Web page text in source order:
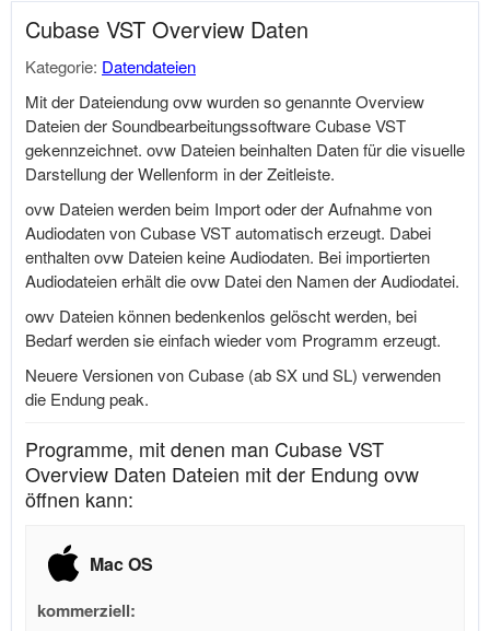
Cubase VST Overview Daten
Kategorie: Datendateien
Mit der Dateiendung ovw wurden so genannte Overview
Dateien der Soundbearbeitungssoftware Cubase VST
gekennzeichnet. ovw Dateien beinhalten Daten für die visuelle
Darstellung der Wellenform in der Zeitleiste.
ovw Dateien werden beim Import oder der Aufnahme von
Audiodaten von Cubase VST automatisch erzeugt. Dabei
enthalten ovw Dateien keine Audiodaten. Bei importierten
Audiodateien erhält die ovw Datei den Namen der Audiodatei.
owv Dateien können bedenkenlos gelöscht werden, bei
Bedarf werden sie einfach wieder vom Programm erzeugt.
Neuere Versionen von Cubase (ab SX und SL) verwenden
die Endung peak.
Programme, mit denen man Cubase VST
Overview Daten Dateien mit der Endung ovw
öffnen kann:
Mac OS
kommerziell: